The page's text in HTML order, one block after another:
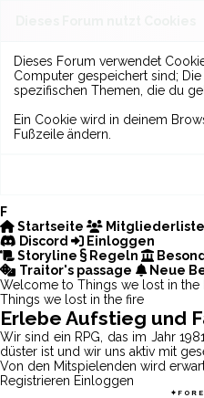
Dieses Forum verwendet
Computer gespeichert sind;
spezifischen Themen, die du
Ein Cookie wird in deinem
Fußzeile ändern.
F
Startseite
Mitgliederliste
Discord
Einloggen
Storyline
Regeln
Traitor's passage
Neue
Welcome to Things we lost in the
Things we lost in the fire
Erlebe Aufstieg und
Wir sind ein RPG, das im Jahr
düster ist und wir uns aktiv mit
Von den Mitspielenden wird
Registrieren Einloggen
✦︎